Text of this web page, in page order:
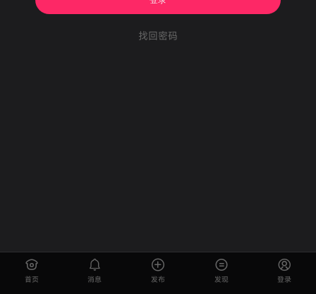
找回密码
首页 消息 发布 发现 登录